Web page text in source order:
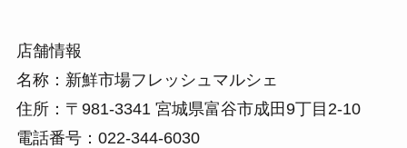
店舗情報
名称：新鮮市場フレッシュマルシェ
住所：〒981-3341 宮城県富谷市成田9丁目2-10
電話番号：022-344-6030